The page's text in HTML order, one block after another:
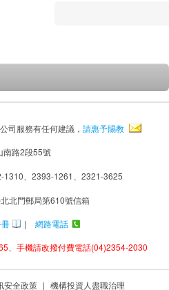
司服務有任何建議， 請惠予賜教
南路2段55號
1310、2393-1261、2321-3625
北門郵局第610號信箱
|
網路電話
、手機請改撥付費電話(04)2354-2030
安全政策 | 機構投資人盡職治理